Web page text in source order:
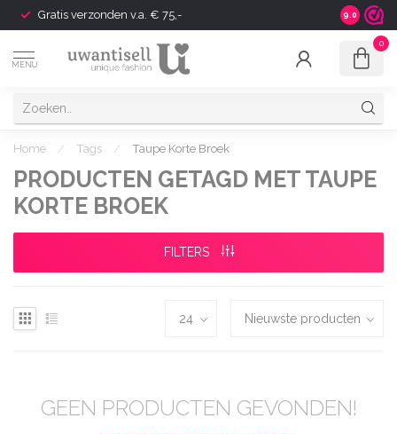
Gratis verzonden v.a. € 75,- Shipping
9.0
MENU
0
Home / Tags / Taupe Korte Broek
PRODUCTEN GETAGD MET TAUPE
KORTE BROEK
FILTERS
GEEN PRODUCTEN GEVONDEN!